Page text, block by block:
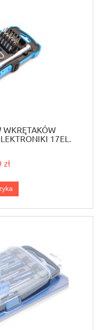
WKRĘTAKÓW
17EL.
zł